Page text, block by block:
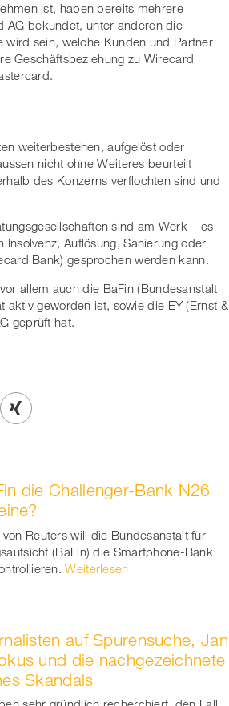
ist, haben bereits mehrere
AG bekundet, unter anderen die
wird sein, welche Kunden und Partner
Geschäftsbeziehung zu Wirecard
weiterbestehen, aufgelöst oder
nicht ohne Weiteres beurteilt
des Konzerns verflochten sind und
sind am Werk – es
Auflösung, Sanierung oder
Bank) gesprochen werden kann.
allem auch die BaFin (Bundesanstalt
aktiv geworden ist, sowie die EY (Ernst &
geprüft hat.
Share
Xingdie Challenger-Bank N26
Reuters will die Bundesanstalt für
(BaFin) die Smartphone-Bank
Weiterlesen
auf Spurensuche, Jan
und die nachgezeichnete
Skandals